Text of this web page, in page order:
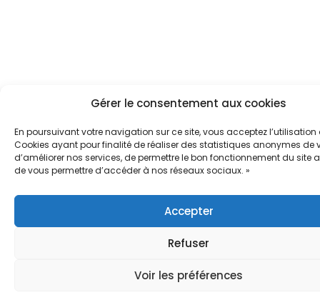
Gérer le consentement aux cookies
En poursuivant votre navigation sur ce site, vous acceptez l’utilisation
Cookies ayant pour finalité de réaliser des statistiques anonymes de
d’améliorer nos services, de permettre le bon fonctionnement du site
de vous permettre d’accéder à nos réseaux sociaux. »
Accepter
Refuser
Voir les préférences